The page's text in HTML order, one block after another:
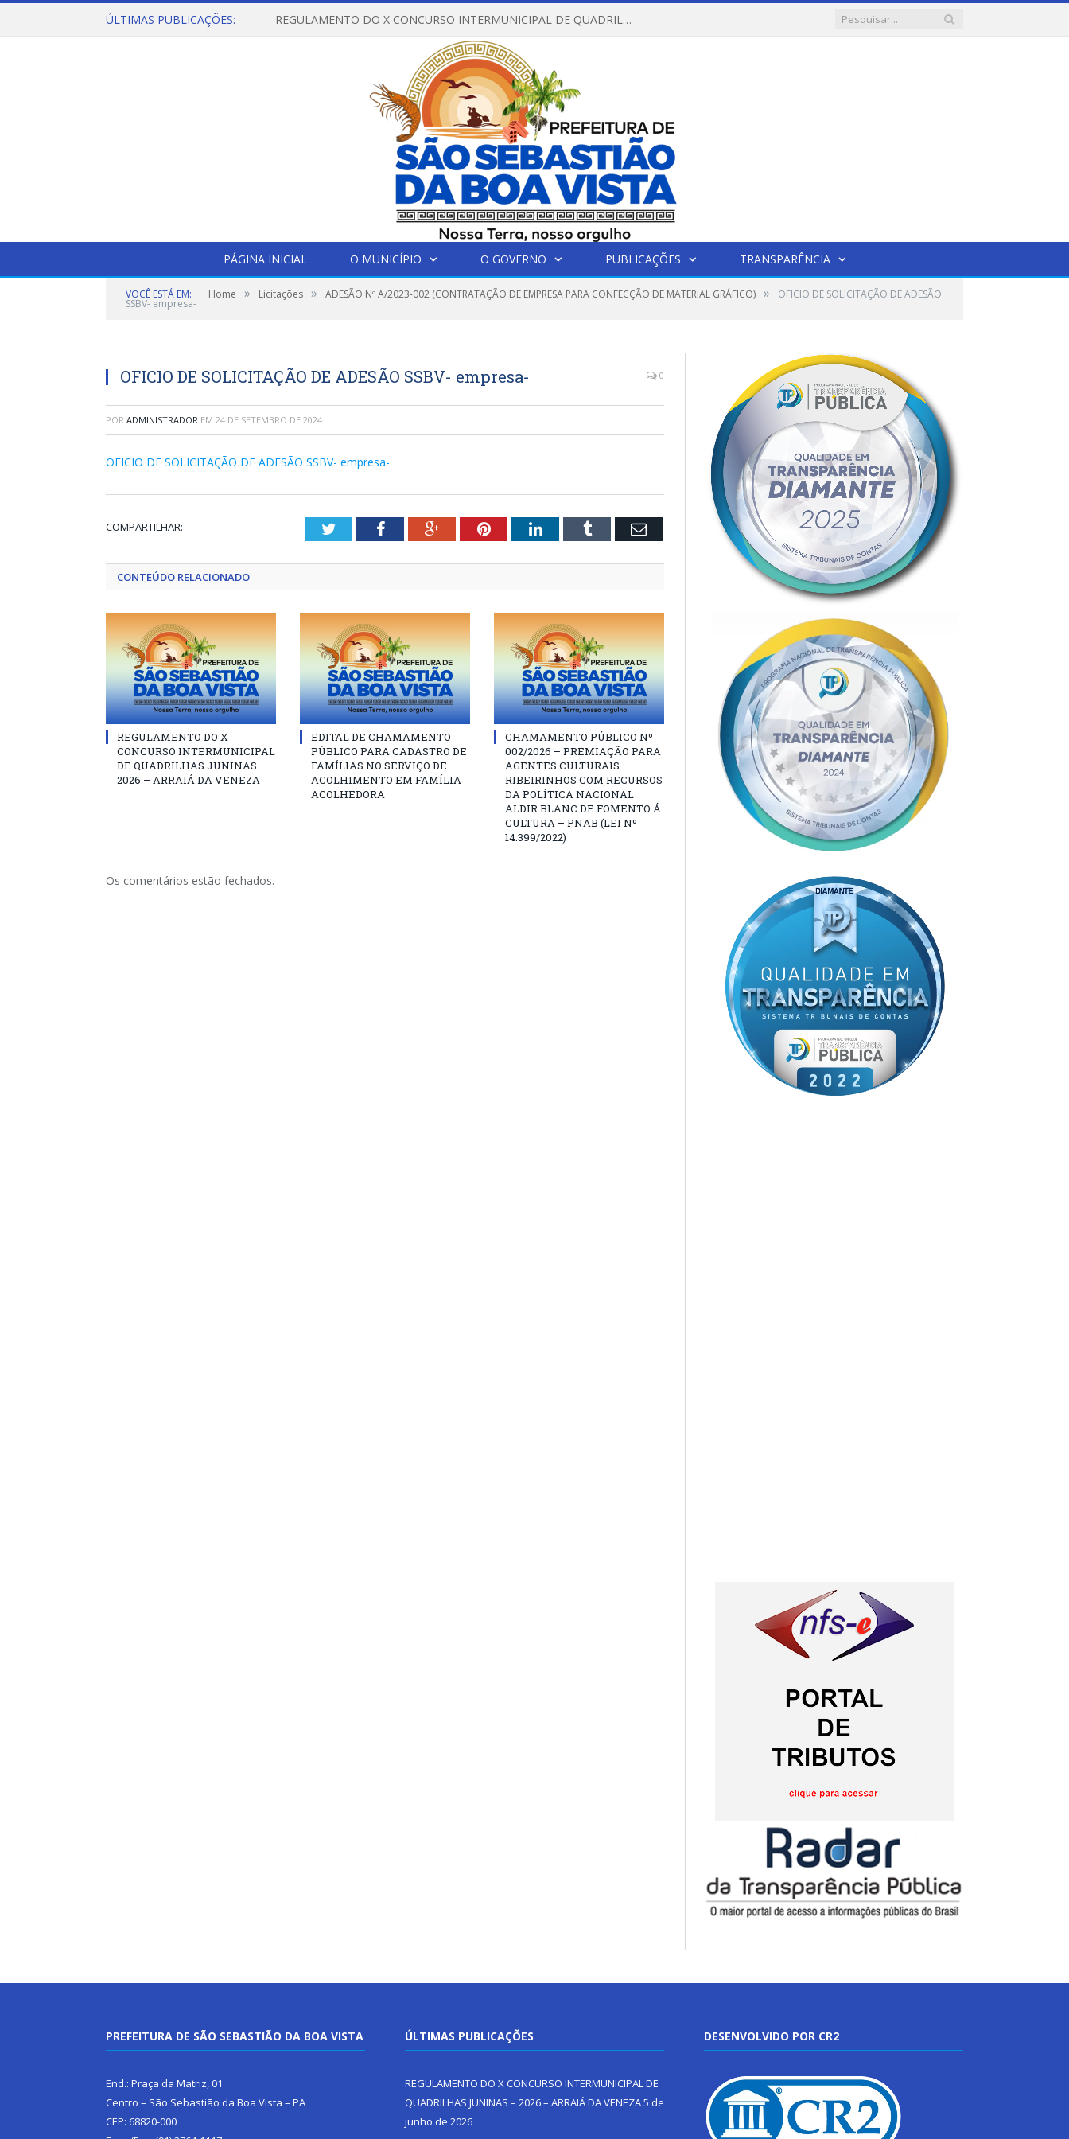
ÚLTIMAS PUBLICAÇÕES: REGULAMENTO DO X CONCURSO INTERMUNICIPAL DE QUADRILHAS JUNINAS – 2026 – ARRAIÁ DA VENEZA
PÁGINA INICIAL O MUNICÍPIO O GOVERNO PUBLICAÇÕES TRANSPARÊNCIA
VOCÊ ESTÁ EM: Home » Licitações » ADESÃO Nº A/2023-002 (CONTRATAÇÃO DE EMPRESA PARA CONFECÇÃO DE MATERIAL GRÁFICO) » OFICIO DE SOLICITAÇÃO DE ADESÃO
SSBV- empresa-
OFICIO DE SOLICITAÇÃO DE ADESÃO SSBV- empresa- 0
POR ADMINISTRADOR EM 24 DE SETEMBRO DE 2024
OFICIO DE SOLICITAÇÃO DE ADESÃO SSBV- empresa-
COMPARTILHAR: TwitterFacebookGoogle+PinterestLinkedInTumblr Email
CONTEÚDO RELACIONADO
REGULAMENTO DO X
CONCURSO INTERMUNICIPAL
DE QUADRILHAS JUNINAS –
2026 – ARRAIÁ DA VENEZA
EDITAL DE CHAMAMENTO
PÚBLICO PARA CADASTRO DE
FAMÍLIAS NO SERVIÇO DE
ACOLHIMENTO EM FAMÍLIA
ACOLHEDORA
CHAMAMENTO PÚBLICO Nº
002/2026 – PREMIAÇÃO PARA
AGENTES CULTURAIS
RIBEIRINHOS COM RECURSOS
DA POLÍTICA NACIONAL
ALDIR BLANC DE FOMENTO Á
CULTURA – PNAB (LEI Nº
14.399/2022)
Os comentários estão fechados.
PREFEITURA DE SÃO SEBASTIÃO DA BOA VISTA
End.: Praça da Matriz, 01
Centro – São Sebastião da Boa Vista – PA
CEP: 68820-000
ÚLTIMAS PUBLICAÇÕES
REGULAMENTO DO X CONCURSO INTERMUNICIPAL DE
QUADRILHAS JUNINAS – 2026 – ARRAIÁ DA VENEZA5 de
junho de 2026
DESENVOLVIDO POR CR2